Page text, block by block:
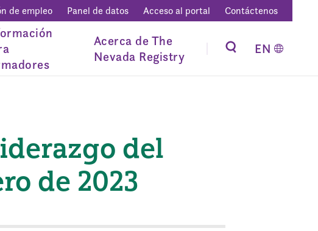
de empleo Panel de datos Acceso al portal Contáctenos
Acerca de The
Nevada Registry
EN
del
de 2023